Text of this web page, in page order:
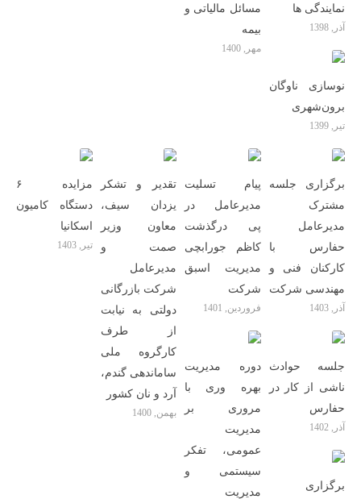
مسائل مالیاتی و
بیمه
مهر, 1400
نمایندگی ها
آذر, 1398
نوسازی ناوگان
برون‌شهری
تیر, 1399
مزایده ۶
دستگاه کامیون
اسکانیا
تیر, 1403
تقدیر و تشکر
یزدان سیف،
معاون وزیر
صمت و
مدیرعامل
شرکت بازرگانی
دولتی به نیابت
از طرف
کارگروه ملی
ساماندهی گندم،
آرد و نان کشور
بهمن, 1400
پیام تسلیت
مدیرعامل در
پی درگذشت
کاظم جورابچی
مدیریت اسبق
شرکت
فروردین, 1401
برگزاری جلسه
مشترک
مدیرعامل
حفارس با
کارکنان فنی و
مهندسی شرکت
آذر, 1403
دوره مدیریت
بهره وری با
مروری بر
مدیریت
عمومی، تفکر
سیستمی و
مدیریت
جلسه حوادث
ناشی از کار در
حفارس
آذر, 1402
برگزاری